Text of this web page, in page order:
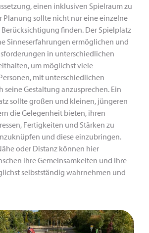
einen inklusiven Spielraum zu
Planung sollte nicht nur eine einzelne
finden. Der Spielplatz
Sinneserfahrungen ermöglichen und
in unterschiedlichen
um mög­lichst viele
mit unterschiedlichen
seine Gestaltung anzusprechen. Ein
sollte großen und kleinen, jüngeren
die Gelegenheit bieten, ihren
Fertigkeiten und Stärken zu
und diese einzubringen.
oder Distanz können hier
ihre Gemeinsamkeiten und Ihre
selbstständig wahrnehmen und